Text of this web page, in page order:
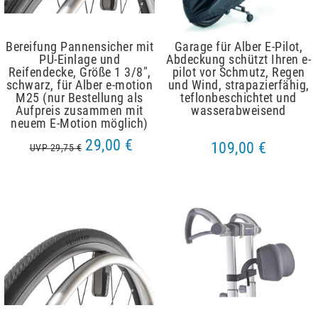
Bereifung Pannensicher mit
PU-Einlage und
Reifendecke, Größe 1 3/8",
schwarz, für Alber e-motion
M25 (nur Bestellung als
Aufpreis zusammen mit
neuem E-Motion möglich)
UVP 29,75 € 29,00 €
Garage für Alber E-Pilot,
Abdeckung schützt Ihren e-
pilot vor Schmutz, Regen
und Wind, strapazierfähig,
teflonbeschichtet und
wasserabweisend
109,00 €